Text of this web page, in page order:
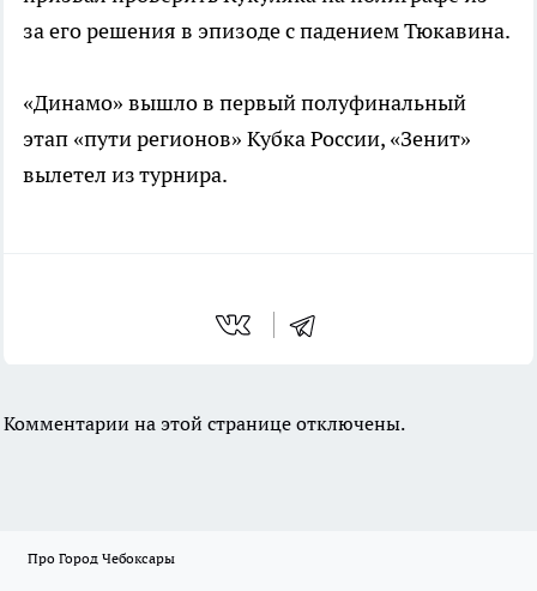
за его решения в эпизоде с падением Тюкавина.
«Динамо» вышло в первый полуфинальный
этап «пути регионов» Кубка России, «Зенит»
вылетел из турнира.
Комментарии на этой странице отключены.
Про Город Чебоксары